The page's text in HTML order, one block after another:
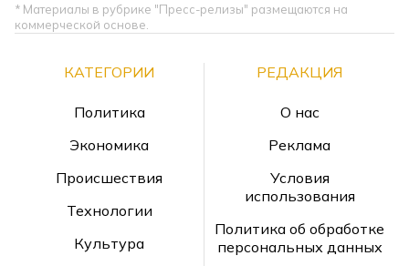
* Материалы в рубрике "Пресс-релизы" размещаются на
коммерческой основе.
КАТЕГОРИИ
Политика
Экономика
Происшествия
Технологии
Культура
РЕДАКЦИЯ
О нас
Реклама
Условия
использования
Политика об обработке
персональных данных